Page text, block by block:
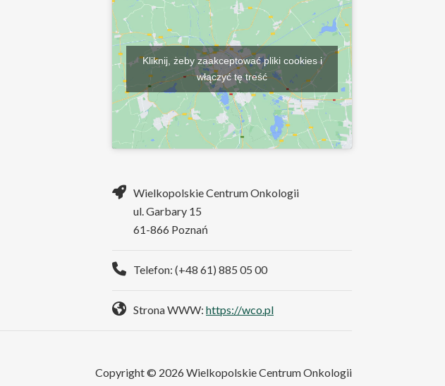
Kliknij, żeby zaakceptować pliki cookies i
włączyć tę treść
Wielkopolskie Centrum Onkologii
ul. Garbary 15
61-866 Poznań
Telefon: (+48 61) 885 05 00
Strona WWW: https://wco.pl
Copyright © 2026 Wielkopolskie Centrum Onkologii